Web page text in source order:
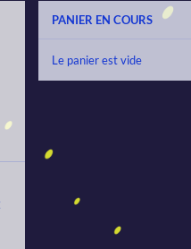
PANIER EN COURS
Le panier est vide